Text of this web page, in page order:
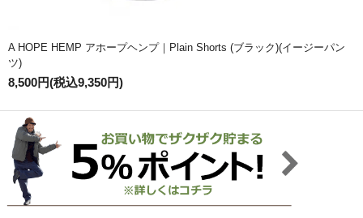
A HOPE HEMP アホープヘンプ｜Plain Shorts (ブラック)(イージーパン
ツ)
8,500円(税込9,350円)